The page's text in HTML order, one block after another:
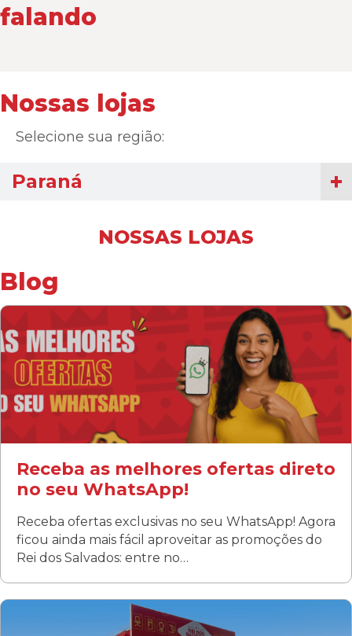
falando
Nossas lojas
Selecione sua região:
Paraná
Fanny
Rua Albino Beatriz, 100 - Fanny, Curitiba –PR
NOSSAS LOJAS
Blog
Receba as melhores ofertas direto
no seu WhatsApp!
Receba ofertas exclusivas no seu WhatsApp! Agora
ficou ainda mais fácil aproveitar as promoções do
Rei dos Salvados: entre no…